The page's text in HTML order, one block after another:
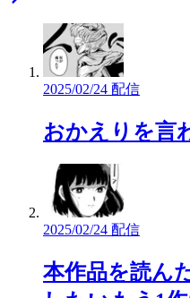
2025/02/24 配信
おかえりを言
2025/02/24 配信
本作品を読ん